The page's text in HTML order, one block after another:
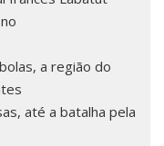
a região do
até a batalha pela